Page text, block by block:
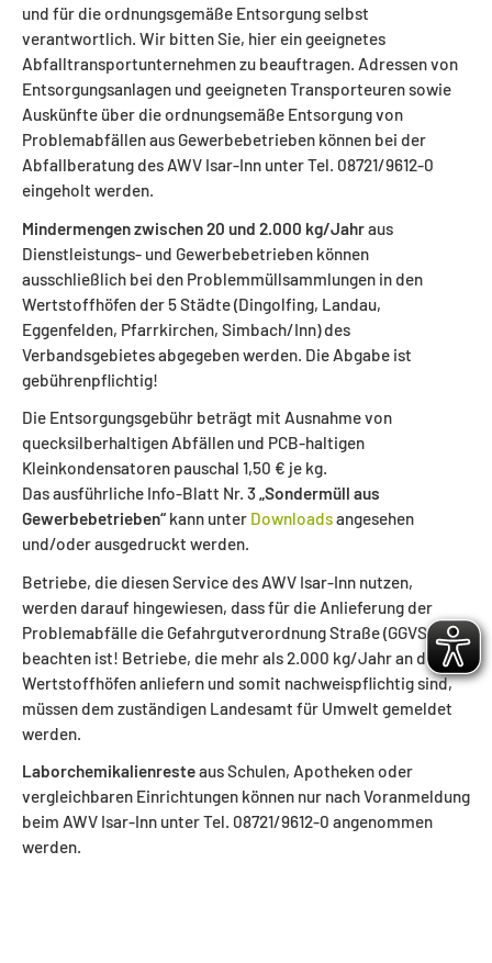
und für die ordnungsgemäße Entsorgung selbst
verantwortlich. Wir bitten Sie, hier ein geeignetes
Abfalltransportunternehmen zu beauftragen. Adressen von
Entsorgungsanlagen und geeigneten Transporteuren sowie
Auskünfte über die ordnungsemäße Entsorgung von
Problemabfällen aus Gewerbebetrieben können bei der
Abfallberatung des AWV Isar-Inn unter Tel. 08721/9612-0
eingeholt werden.
Mindermengen zwischen 20 und 2.000 kg/Jahraus
Dienstleistungs- und Gewerbebetrieben können
ausschließlich bei den Problemmüllsammlungen in den
Wertstoffhöfen der 5 Städte (Dingolfing, Landau,
Eggenfelden, Pfarrkirchen, Simbach/Inn) des
Verbandsgebietes abgegeben werden. Die Abgabe ist
gebührenpflichtig!
Die Entsorgungsgebühr beträgt mit Ausnahme von
quecksilberhaltigen Abfällen und PCB-haltigen
Kleinkondensatoren pauschal 1,50 € je kg.
Das ausführliche Info-Blatt Nr. 3„Sondermüll aus
Gewerbebetrieben“ kann unter Downloadsangesehen
und/oder ausgedruckt werden.
Betriebe, die diesen Service des AWV Isar-Inn nutzen,
werden darauf hingewiesen, dass für die Anlieferung der
Problemabfälle die Gefahrgutverordnung Straße (GGVS) zu
beachten ist! Betriebe, die mehr als 2.000 kg/Jahr an den
Wertstoffhöfen anliefern und somit nachweispflichtig sind,
müssen dem zuständigen Landesamt für Umwelt gemeldet
werden.
Laborchemikalienresteaus Schulen, Apotheken oder
vergleichbaren Einrichtungen können nur nach Voranmeldung
beim AWV Isar-Inn unter Tel. 08721/9612-0 angenommen
werden.